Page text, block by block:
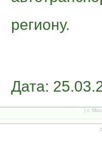
региону.
Дата:
| г.